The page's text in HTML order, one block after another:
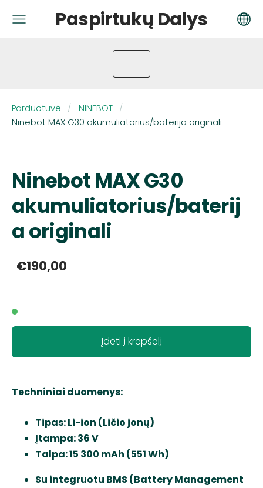
Paspirtukų Dalys
Parduotuvė
NINEBOT
Ninebot MAX G30 akumuliatorius/baterija originali
Ninebot MAX G30
akumuliatorius/baterij
a originali
€190,00
Įdėti į krepšelį
Techniniai duomenys:
Tipas: Li-ion (Ličio jonų)
Įtampa: 36 V
Talpa: 15 300 mAh (551 Wh)
Su integruotu BMS (Battery Management